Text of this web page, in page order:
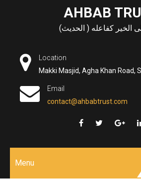
AHBAB
الخير كفاعله ( الحديث)
Location
Makki Masjid, Agha Khan Road,
Email
contact@ahbabtrust.com
Menu